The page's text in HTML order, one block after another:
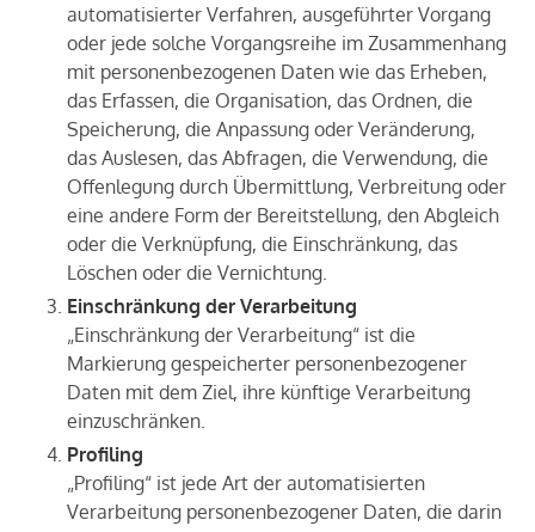
automatisierter Verfahren, ausgeführter Vorgang
oder jede solche Vorgangsreihe im Zusammenhang
mit personenbezogenen Daten wie das Erheben,
das Erfassen, die Organisation, das Ordnen, die
Speicherung, die Anpassung oder Veränderung,
das Auslesen, das Abfragen, die Verwendung, die
Offenlegung durch Übermittlung, Verbreitung oder
eine andere Form der Bereitstellung, den Abgleich
oder die Verknüpfung, die Einschränkung, das
Löschen oder die Vernichtung.
Einschränkung der Verarbeitung
„Einschränkung der Verarbeitung“ ist die
Markierung gespeicherter personenbezogener
Daten mit dem Ziel, ihre künftige Verarbeitung
einzuschränken.
Profiling
„Profiling“ ist jede Art der automatisierten
Verarbeitung personenbezogener Daten, die darin